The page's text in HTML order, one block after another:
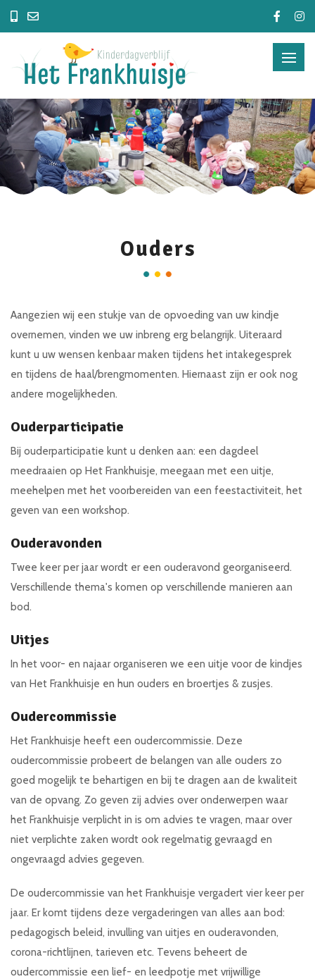
Ouders
Aangezien wij een stukje van de opvoeding van uw kindje
overnemen, vinden we uw inbreng erg belangrijk. Uiteraard
kunt u uw wensen kenbaar maken tijdens het intakegesprek
en tijdens de haal/brengmomenten. Hiernaast zijn er ook nog
andere mogelijkheden.
Ouderparticipatie
Bij ouderparticipatie kunt u denken aan: een dagdeel
meedraaien op Het Frankhuisje, meegaan met een uitje,
meehelpen met het voorbereiden van een feestactiviteit, het
geven van een workshop.
Ouderavonden
Twee keer per jaar wordt er een ouderavond georganiseerd.
Verschillende thema's komen op verschillende manieren aan
bod.
Uitjes
In het voor- en najaar organiseren we een uitje voor de kindjes
van Het Frankhuisje en hun ouders en broertjes & zusjes.
Oudercommissie
Het Frankhuisje heeft een oudercommissie. Deze
oudercommissie probeert de belangen van alle ouders zo
goed mogelijk te behartigen en bij te dragen aan de kwaliteit
van de opvang. Zo geven zij advies over onderwerpen waar
het Frankhuisje verplicht in is om advies te vragen, maar over
niet verplichte zaken wordt ook regelmatig gevraagd en
ongevraagd advies gegeven.
De oudercommissie van het Frankhuisje vergadert vier keer per
jaar. Er komt tijdens deze vergaderingen van alles aan bod:
pedagogisch beleid, invulling van uitjes en ouderavonden,
corona-richtlijnen, tarieven etc. Tevens beheert de
oudercommissie een lief- en leedpotje met vrijwillige